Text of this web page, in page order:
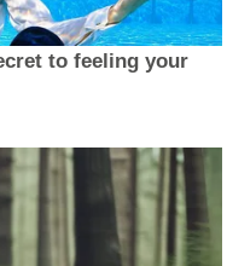
to feeling your